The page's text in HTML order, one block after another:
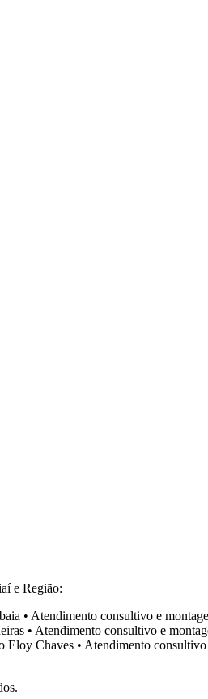
e Região:
• Atendimento consultivo e
• Atendimento consultivo e
Eloy Chaves • Atendimento